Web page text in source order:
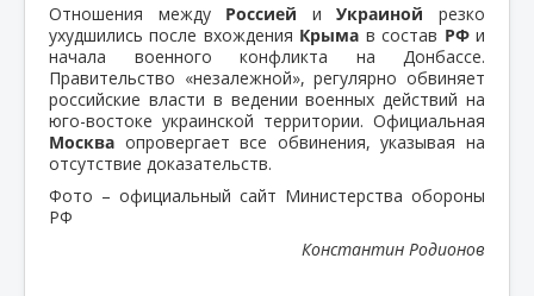
Отношения между Россией иУкраиной резко
ухудшились после вхождения Крыма в состав РФи
начала военного конфликта на Донбассе.
Правительство «незалежной», регулярно обвиняет
российские власти в ведении военных действий на
юго-востоке украинской территории. Официальная
Москва опровергает все обвинения, указывая на
отсутствие доказательств.
Фото – официальный сайт Министерства обороны
РФ
Константин Родионов